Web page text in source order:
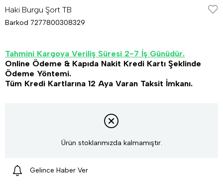
Haki Burgu Şort TB
Barkod 7277800308329
Tahmini Kargoya Veriliş Süresi 2-7 İş Günüdür.
Online Ödeme & Kapıda Nakit Kredi Kartı Şeklinde
Ödeme Yöntemi.
Tüm Kredi Kartlarına 12 Aya Varan Taksit İmkanı.
Ürün stoklarımızda kalmamıştır.
Gelince Haber Ver